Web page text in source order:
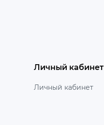
Личный кабинет
Личный кабинет